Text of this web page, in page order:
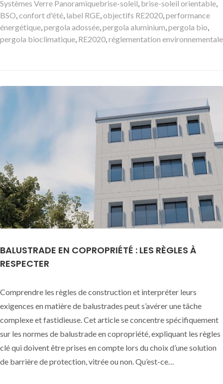
Systèmes Verre PanoramiqueMots-
clés
brise-soleil, brise-soleil orientable,
BSO,confort d'été, label RGE,objectifs RE2020,performance
énergétique,pergola adossée,pergola aluminium,pergola bio,
pergola bioclimatique, RE2020,réglementation environnementale
BALUSTRADE EN COPROPRIÉTÉ : LES RÈGLES À
RESPECTER
Comprendre les règles de construction et interpréter leurs
exigences en matière de balustrades peut s’avérer une tâche
complexe et fastidieuse. Cet article se concentre spécifiquement
sur les normes de balustrade en copropriété, expliquant les règles
clé qui doivent être prises en compte lors du choix d’une solution
de barrière de protection, vitrée ou non. Qu’est-ce…